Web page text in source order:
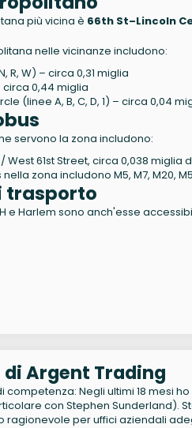
più vicina è 66th St–Lincoln
nelle vicinanze includono:
R, W) – circa 0,31 miglia
circa 0,44 miglia
(linee A, B, C, D, 1) – circa 0,04
servono la zona includono:
West 61st Street, circa 0,038 miglia
zona includono M5, M7, M20,
trasporto
e Harlem sono anch'esse
Argent Trading
competenza: Negli ultimi 18 mesi
con Stephen Sunderland).
ragionevole per uffici aziendali